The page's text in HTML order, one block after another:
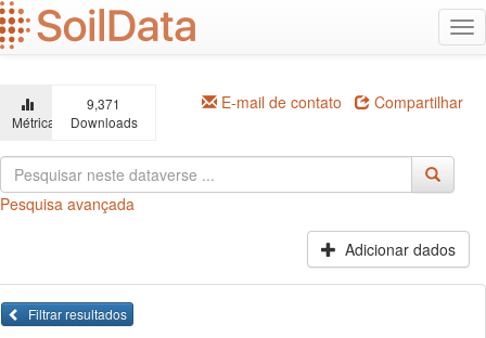
Ir
para
o
principal
Métricas
9,371
Downloads
E-mail de contato Compartilhar
Pesquisa avançada
Adicionar dados
Filtrar resultados